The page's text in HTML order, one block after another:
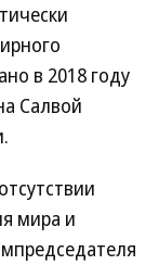
в 2018 году
Салвой
мира и